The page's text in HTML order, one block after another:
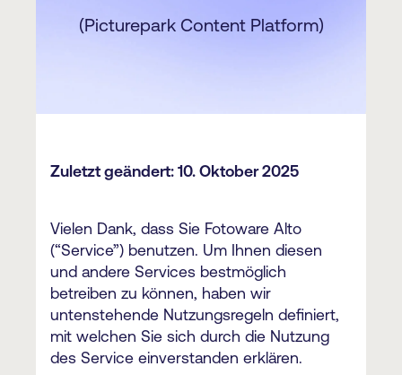
(Picturepark Content Platform)
Zuletzt geändert: 10. Oktober 2025
Vielen Dank, dass Sie Fotoware Alto
(“Service”) benutzen. Um Ihnen diesen
und andere Services bestmöglich
betreiben zu können, haben wir
untenstehende Nutzungsregeln definiert,
mit welchen Sie sich durch die Nutzung
des Service einverstanden erklären.